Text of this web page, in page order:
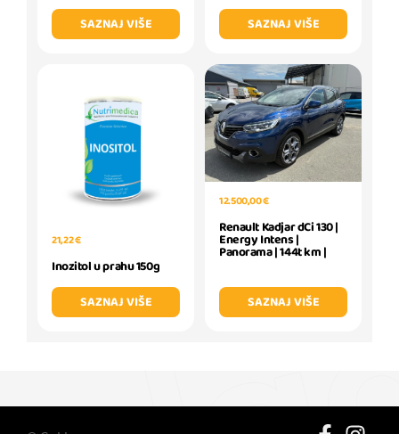
SAZNAJ VIŠE
SAZNAJ VIŠE
21,22 €
Inozitol u prahu 150g
SAZNAJ VIŠE
12.500,00 €
Renault Kadjar dCi 130 |
Energy Intens |
Panorama | 144t km |
SAZNAJ VIŠE